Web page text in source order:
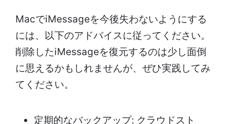
MacでiMessageを今後失わないようにする
には、以下のアドバイスに従ってください。
削除したiMessageを復元するのは少し面倒
に思えるかもしれませんが、ぜひ実践してみ
てください。
定期的なバックアップ: クラウドスト